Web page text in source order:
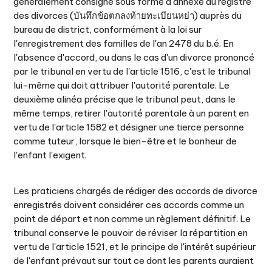
des divorces (บันทึกข้อตกลงท้ายทะเบียนหย่า) auprès du
bureau de district, conformément à la loi sur
l'enregistrement des familles de l'an 2478 du b.é. En
l'absence d'accord, ou dans le cas d'un divorce prononcé
par le tribunal en vertu de l'article 1516, c'est le tribunal
lui-même qui doit attribuer l'autorité parentale. Le
deuxième alinéa précise que le tribunal peut, dans le
même temps, retirer l'autorité parentale à un parent en
vertu de l'article 1582 et désigner une tierce personne
comme tuteur, lorsque le bien-être et le bonheur de
l'enfant l'exigent.
Les praticiens chargés de rédiger des accords de divorce
enregistrés doivent considérer ces accords comme un
point de départ et non comme un règlement définitif. Le
tribunal conserve le pouvoir de réviser la répartition en
vertu de l'article 1521, et le principe de l'intérêt supérieur
de l'enfant prévaut sur tout ce dont les parents auraient